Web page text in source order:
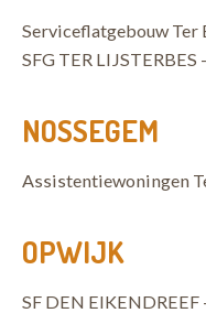
Serviceflatgebouw Ter
SFG TER LIJSTERBES
NOSSEGEM
Assistentiewoningen
OPWIJK
SF DEN